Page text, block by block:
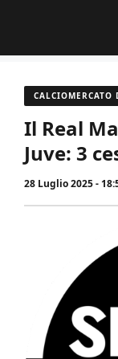
contenuto
CALCIOMERCATO
Il Real
Juve: 3
28 Luglio 2025 -